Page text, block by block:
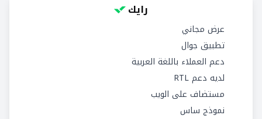
رايك
عرض مجاني
تطبيق جوال
دعم العملاء باللغة العربية
لديه دعم RTL
مستضاف على الويب
نموذج ساس